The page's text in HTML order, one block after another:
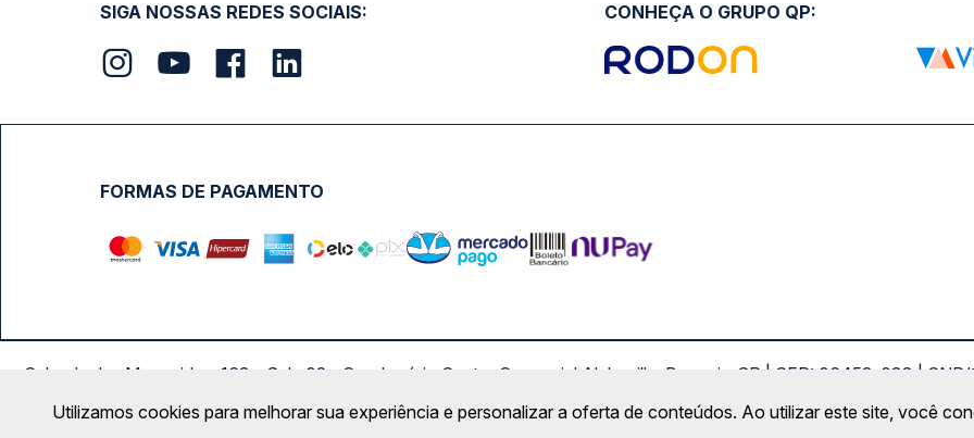
SIGA NOSSAS REDES SOCIAIS: CONHEÇA O GRUPO QP:
FORMAS DE PAGAMENTO
Calçada das Margaridas, 163 - Sala 02 - Condomínio Centro Comercial Alphaville, Barueri - SP | CEP: 06453-038 |
Copyright 2026 © QueroPassagem.com.br
Utilizamos cookies para melhorar sua experiência e personalizar a oferta de conteúdos. Ao utilizar este site, você